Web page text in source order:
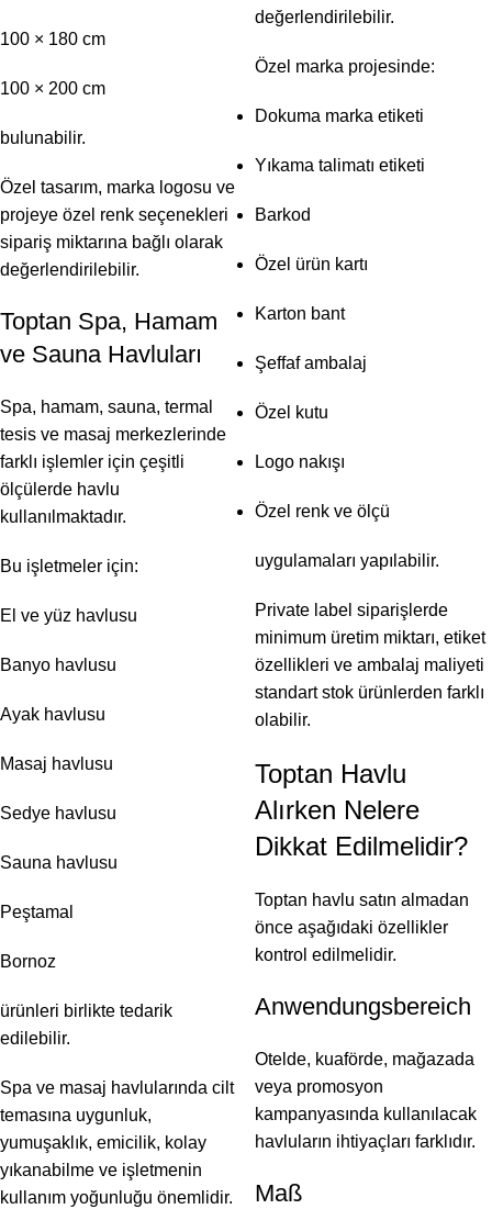
100 × 180 cm
100 × 200 cm
bulunabilir.
Özel tasarım, marka logosu ve
projeye özel renk seçenekleri
sipariş miktarına bağlı olarak
değerlendirilebilir.
Toptan Spa, Hamam
ve Sauna Havluları
Spa, hamam, sauna, termal
tesis ve masaj merkezlerinde
farklı işlemler için çeşitli
ölçülerde havlu
kullanılmaktadır.
Bu işletmeler için:
El ve yüz havlusu
Banyo havlusu
Ayak havlusu
Masaj havlusu
Sedye havlusu
Sauna havlusu
Peştamal
Bornoz
ürünleri birlikte tedarik
edilebilir.
Spa ve masaj havlularında cilt
temasına uygunluk,
yumuşaklık, emicilik, kolay
yıkanabilme ve işletmenin
kullanım yoğunluğu önemlidir.
değerlendirilebilir.
Özel marka projesinde:
Dokuma marka etiketi
Yıkama talimatı etiketi
Barkod
Özel ürün kartı
Karton bant
Şeffaf ambalaj
Özel kutu
Logo nakışı
Özel renk ve ölçü
uygulamaları yapılabilir.
Private label siparişlerde
minimum üretim miktarı, etiket
özellikleri ve ambalaj maliyeti
standart stok ürünlerden farklı
olabilir.
Toptan Havlu
Alırken Nelere
Dikkat Edilmelidir?
Toptan havlu satın almadan
önce aşağıdaki özellikler
kontrol edilmelidir.
Anwendungsbereich
Otelde, kuaförde, mağazada
veya promosyon
kampanyasında kullanılacak
havluların ihtiyaçları farklıdır.
Maß